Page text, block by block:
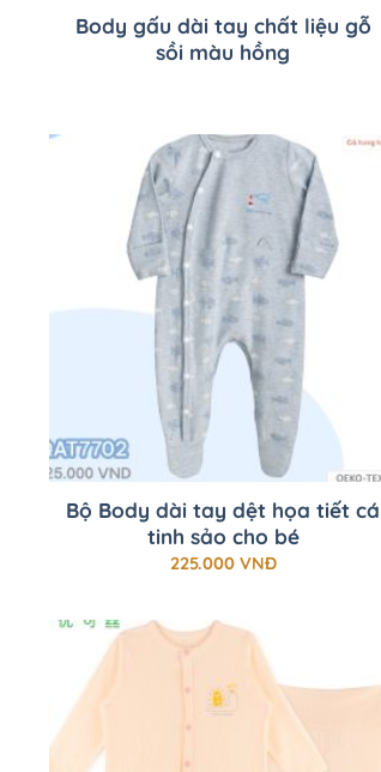
Body gấu dài tay chất liệu gỗ
sồi màu hồng
+
Bộ Body dài tay dệt họa tiết cá
tinh sảo cho bé
225.000 VNĐ